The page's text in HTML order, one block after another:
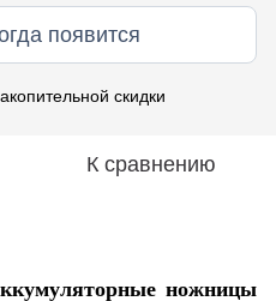
появится
скидки
К сравнению
ножницы